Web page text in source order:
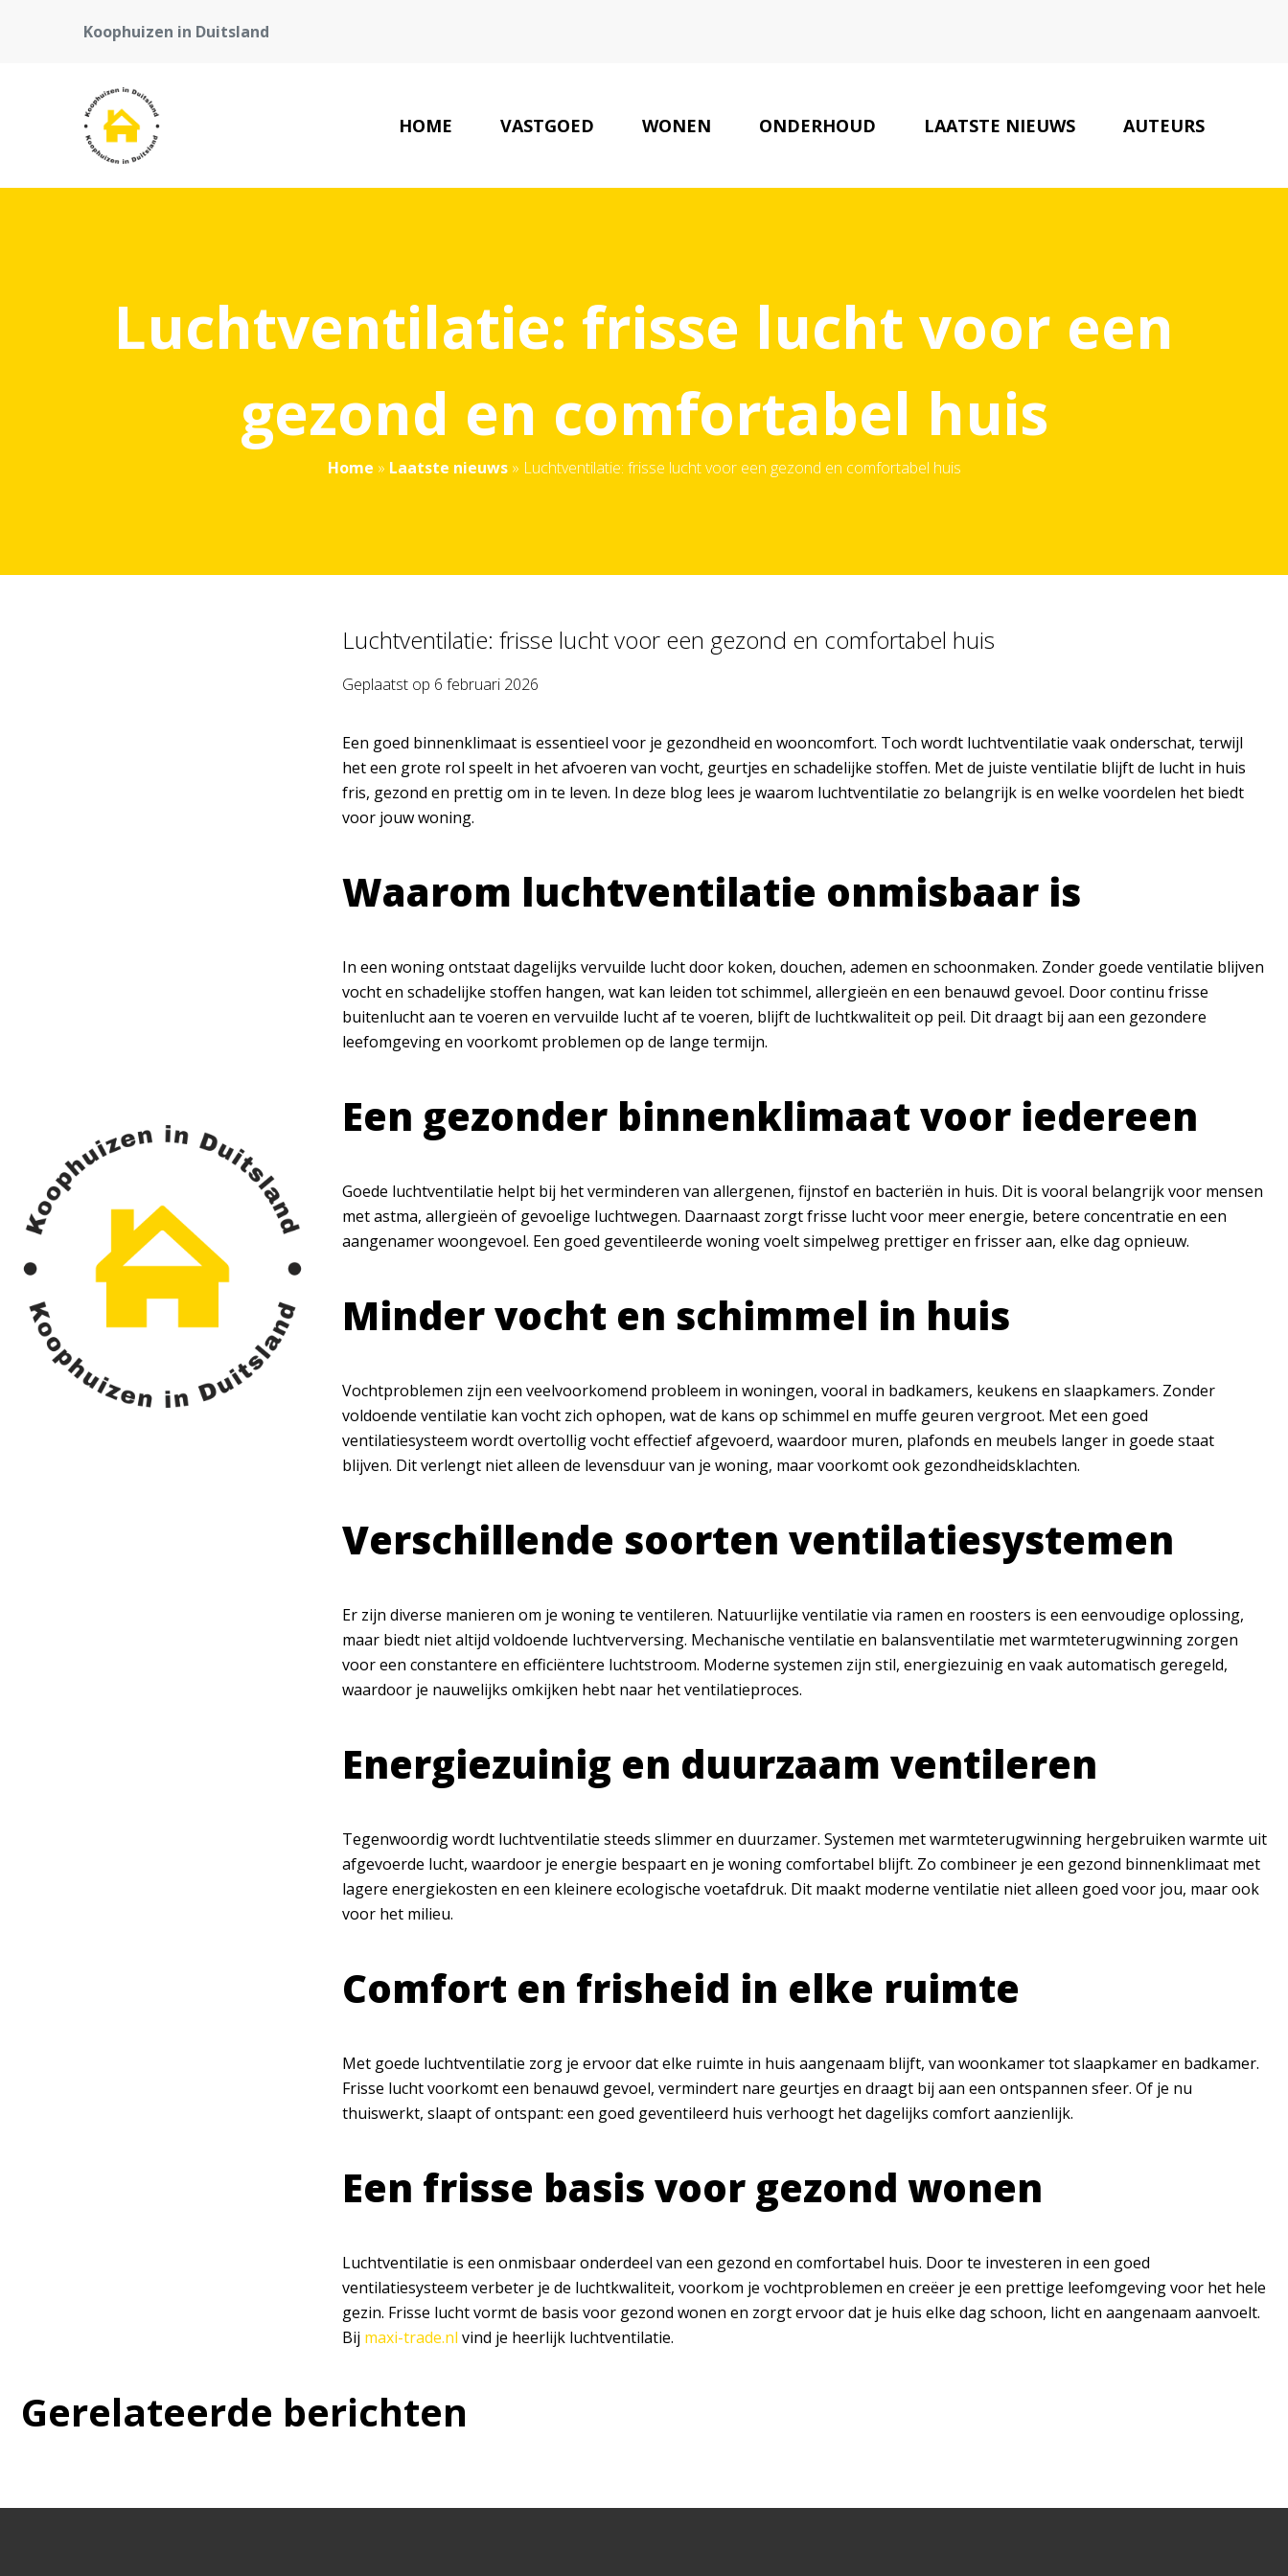
Koophuizen in Duitsland
HOME VASTGOED WONEN ONDERHOUD LAATSTE NIEUWS AUTEURS
Luchtventilatie: frisse lucht voor een
gezond en comfortabel huis
Home » Laatste nieuws» Luchtventilatie: frisse lucht voor een gezond en comfortabel huis
Luchtventilatie: frisse lucht voor een gezond en comfortabel huis
Geplaatst op 6 februari 2026
Een goed binnenklimaat is essentieel voor je gezondheid en wooncomfort. Toch wordt luchtventilatie vaak onderschat, terwijl
het een grote rol speelt in het afvoeren van vocht, geurtjes en schadelijke stoffen. Met de juiste ventilatie blijft de lucht in huis
fris, gezond en prettig om in te leven. In deze blog lees je waarom luchtventilatie zo belangrijk is en welke voordelen het biedt
voor jouw woning.
Waarom luchtventilatie onmisbaar is
In een woning ontstaat dagelijks vervuilde lucht door koken, douchen, ademen en schoonmaken. Zonder goede ventilatie blijven
vocht en schadelijke stoffen hangen, wat kan leiden tot schimmel, allergieën en een benauwd gevoel. Door continu frisse
buitenlucht aan te voeren en vervuilde lucht af te voeren, blijft de luchtkwaliteit op peil. Dit draagt bij aan een gezondere
leefomgeving en voorkomt problemen op de lange termijn.
Een gezonder binnenklimaat voor iedereen
Goede luchtventilatie helpt bij het verminderen van allergenen, fijnstof en bacteriën in huis. Dit is vooral belangrijk voor mensen
met astma, allergieën of gevoelige luchtwegen. Daarnaast zorgt frisse lucht voor meer energie, betere concentratie en een
aangenamer woongevoel. Een goed geventileerde woning voelt simpelweg prettiger en frisser aan, elke dag opnieuw.
Minder vocht en schimmel in huis
Vochtproblemen zijn een veelvoorkomend probleem in woningen, vooral in badkamers, keukens en slaapkamers. Zonder
voldoende ventilatie kan vocht zich ophopen, wat de kans op schimmel en muffe geuren vergroot. Met een goed
ventilatiesysteem wordt overtollig vocht effectief afgevoerd, waardoor muren, plafonds en meubels langer in goede staat
blijven. Dit verlengt niet alleen de levensduur van je woning, maar voorkomt ook gezondheidsklachten.
Verschillende soorten ventilatiesystemen
Er zijn diverse manieren om je woning te ventileren. Natuurlijke ventilatie via ramen en roosters is een eenvoudige oplossing,
maar biedt niet altijd voldoende luchtverversing. Mechanische ventilatie en balansventilatie met warmteterugwinning zorgen
voor een constantere en efficiëntere luchtstroom. Moderne systemen zijn stil, energiezuinig en vaak automatisch geregeld,
waardoor je nauwelijks omkijken hebt naar het ventilatieproces.
Energiezuinig en duurzaam ventileren
Tegenwoordig wordt luchtventilatie steeds slimmer en duurzamer. Systemen met warmteterugwinning hergebruiken warmte uit
afgevoerde lucht, waardoor je energie bespaart en je woning comfortabel blijft. Zo combineer je een gezond binnenklimaat met
lagere energiekosten en een kleinere ecologische voetafdruk. Dit maakt moderne ventilatie niet alleen goed voor jou, maar ook
voor het milieu.
Comfort en frisheid in elke ruimte
Met goede luchtventilatie zorg je ervoor dat elke ruimte in huis aangenaam blijft, van woonkamer tot slaapkamer en badkamer.
Frisse lucht voorkomt een benauwd gevoel, vermindert nare geurtjes en draagt bij aan een ontspannen sfeer. Of je nu
thuiswerkt, slaapt of ontspant: een goed geventileerd huis verhoogt het dagelijks comfort aanzienlijk.
Een frisse basis voor gezond wonen
Luchtventilatie is een onmisbaar onderdeel van een gezond en comfortabel huis. Door te investeren in een goed
ventilatiesysteem verbeter je de luchtkwaliteit, voorkom je vochtproblemen en creëer je een prettige leefomgeving voor het hele
gezin. Frisse lucht vormt de basis voor gezond wonen en zorgt ervoor dat je huis elke dag schoon, licht en aangenaam aanvoelt.
Bij maxi-trade.nl vind je heerlijk luchtventilatie.
Gerelateerde berichten